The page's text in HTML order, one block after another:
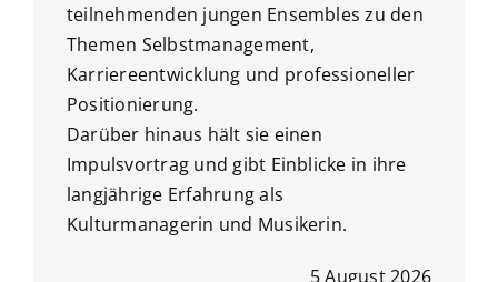
teilnehmenden jungen Ensembles zu den
Themen Selbstmanagement,
Karriereentwicklung und professioneller
Positionierung.
Darüber hinaus hält sie einen
Impulsvortrag und gibt Einblicke in ihre
langjährige Erfahrung als
Kulturmanagerin und Musikerin.
5 August 2026